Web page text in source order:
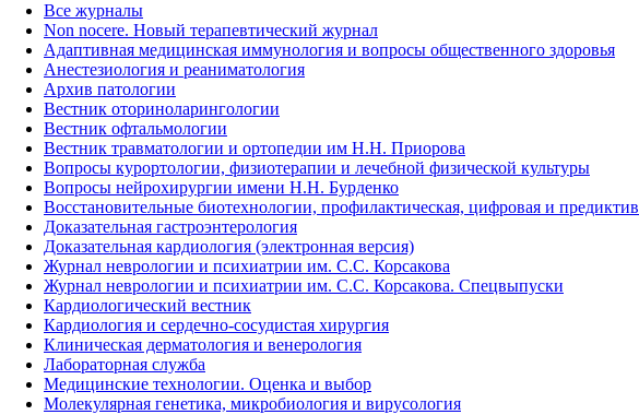
Все журналы
Non nocere. Новый терапевтический журнал
Адаптивная медицинская иммунология и вопросы общественного здоровья
Анестезиология и реаниматология
Архив патологии
Вестник оториноларингологии
Вестник офтальмологии
Вестник травматологии и ортопедии им Н.Н. Приорова
Вопросы курортологии, физиотерапии и лечебной физической культуры
Вопросы нейрохирургии имени Н.Н. Бурденко
Восстановительные биотехнологии, профилактическая, цифровая и
Доказательная гастроэнтерология
Доказательная кардиология (электронная версия)
Журнал неврологии и психиатрии им. С.С. Корсакова
Журнал неврологии и психиатрии им. С.С. Корсакова. Спецвыпуски
Кардиологический вестник
Кардиология и сердечно-сосудистая хирургия
Клиническая дерматология и венерология
Лабораторная служба
Медицинские технологии. Оценка и выбор
Молекулярная генетика, микробиология и вирусология